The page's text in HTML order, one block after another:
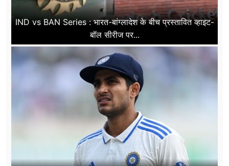
IND vs BAN Series : भारत-बांग्लादेश के बीच प्रस्तावित व्हाइट-
बॉल सीरीज पर...